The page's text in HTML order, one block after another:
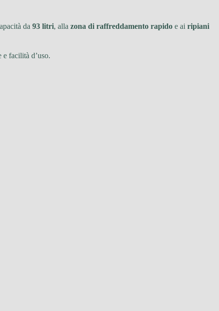
da 93 litri, alla zona di raffreddamento rapido e ai ripiani
facilità d’uso.